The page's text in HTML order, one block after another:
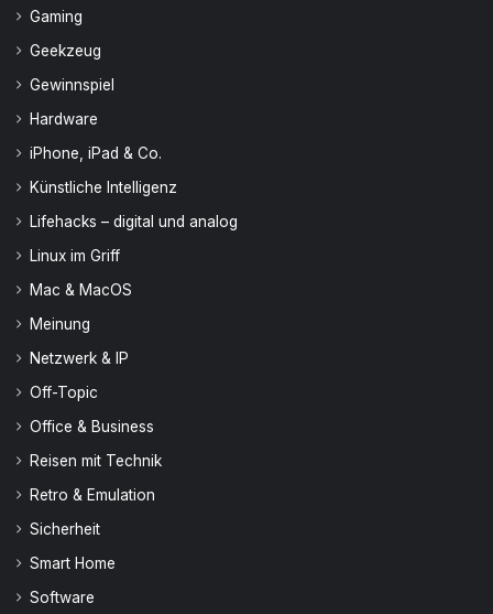
Gaming
Geekzeug
Gewinnspiel
Hardware
iPhone, iPad & Co.
Künstliche Intelligenz
Lifehacks – digital und analog
Linux im Griff
Mac & MacOS
Meinung
Netzwerk & IP
Off-Topic
Office & Business
Reisen mit Technik
Retro & Emulation
Sicherheit
Smart Home
Software